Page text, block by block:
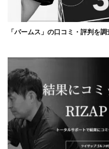
「パームス」の口コミ・評判を